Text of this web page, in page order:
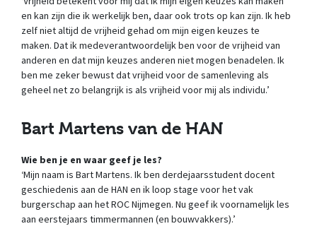
en kan zijn die ik werkelijk ben, daar ook trots op kan zijn. Ik heb
zelf niet altijd de vrijheid gehad om mijn eigen keuzes te
maken. Dat ik medeverantwoordelijk ben voor de vrijheid van
anderen en dat mijn keuzes anderen niet mogen benadelen. Ik
ben me zeker bewust dat vrijheid voor de samenleving als
geheel net zo belangrijk is als vrijheid voor mij als individu.’
Bart Martens van de HAN
Wie ben je en waar geef je les?
‘Mijn naam is Bart Martens. Ik ben derdejaarsstudent docent
geschiedenis aan de HAN en ik loop stage voor het vak
burgerschap aan het ROC Nijmegen. Nu geef ik voornamelijk les
aan eerstejaars timmermannen (en bouwvakkers).’